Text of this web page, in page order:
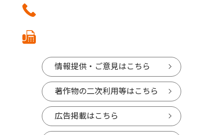
情報提供・ご意見はこちら
著作物の二次利用等はこちら
広告掲載はこちら